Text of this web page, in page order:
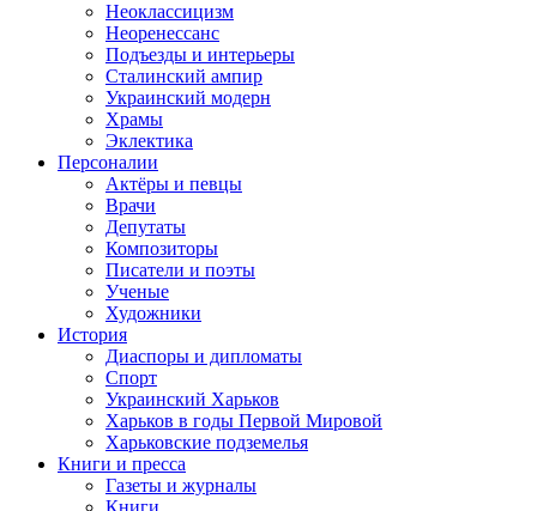
Неоклассицизм
Неоренессанс
Подъезды и интерьеры
Сталинский ампир
Украинский модерн
Храмы
Эклектика
Персоналии
Актёры и певцы
Врачи
Депутаты
Композиторы
Писатели и поэты
Ученые
Художники
История
Диаспоры и дипломаты
Спорт
Украинский Харьков
Харьков в годы Первой Мировой
Харьковские подземелья
Книги и пресса
Газеты и журналы
Книги